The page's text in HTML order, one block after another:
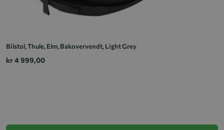
Bilstol, Thule, Elm, Bakovervendt, Light Grey
kr 4 999,00